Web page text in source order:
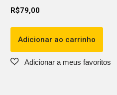
R$79,00
Adicionar ao carrinho